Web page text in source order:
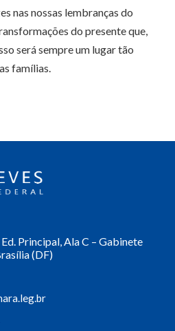
nas nossas lembranças do
do presente que,
será sempre um lugar tão
famílias.
Ed. Principal, Ala C – Gabinete
(DF)